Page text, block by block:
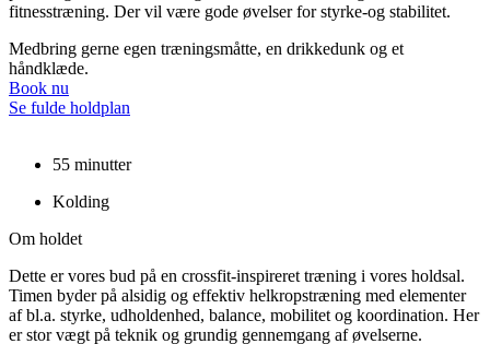
fitnesstræning. Der vil være gode øvelser for styrke-og stabilitet.
Medbring gerne egen træningsmåtte, en drikkedunk og et
håndklæde.
Book nu
Se fulde holdplan
55 minutter
Kolding
Om holdet
Dette er vores bud på en crossfit-inspireret træning i vores holdsal.
Timen byder på alsidig og effektiv helkropstræning med elementer
af bl.a. styrke, udholdenhed, balance, mobilitet og koordination. Her
er stor vægt på teknik og grundig gennemgang af øvelserne.